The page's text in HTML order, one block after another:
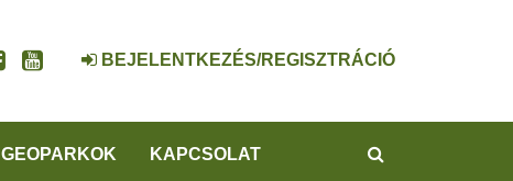
BEJELENTKEZÉS/REGISZTRÁCIÓ
GEOPARKOK KAPCSOLAT